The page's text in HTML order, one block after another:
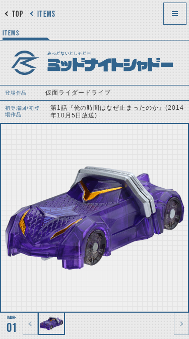
ITEMS
TOP
ITEMS
みっどないとしゃどー
ミッドナイトシャドー
登場作品 仮面ライダードライブ
初登場回/初登
場作品
第1話『俺の時間はなぜ止まったのか』(2014
年10月5日放送)
01